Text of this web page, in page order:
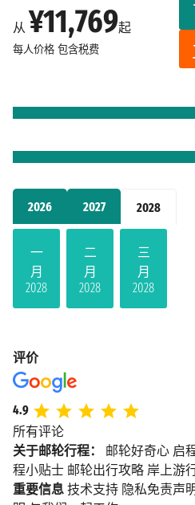
2026 2027 2028
一
月
2028
二
月
2028
三
月
2028
从 ¥11,769起
每人价格 包含税费
评价
4.9
所有评论
关于邮轮行程：
邮轮好奇心 启
程小贴士 邮轮出行攻略 岸上游
重要信息 技术支持 隐私免责声